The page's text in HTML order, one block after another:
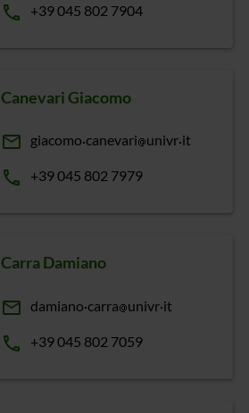
phone +39 045 802 7904
Canevari Giacomo
email giacomo canevari univr it
phone +39 045 802 7979
Carra Damiano
email damiano carra univr it
phone +39 045 802 7059